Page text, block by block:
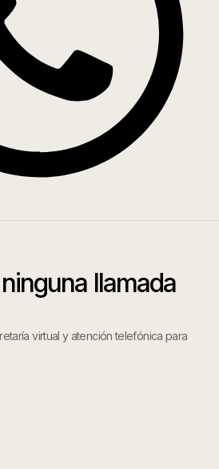
llamada
virtual y atención telefónica para